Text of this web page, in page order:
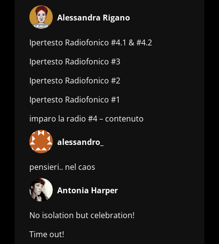
Alessandra Rigano
Ipertesto Radiofonico #4.1 & #4.2
Ipertesto Radiofonico #3
Ipertesto Radiofonico #2
Ipertesto Radiofonico #1
imparo la radio #4 – contenuto
alessandro_
pensieri.. nel caos
Antonia Harper
No isolation but celebration!
Time out!